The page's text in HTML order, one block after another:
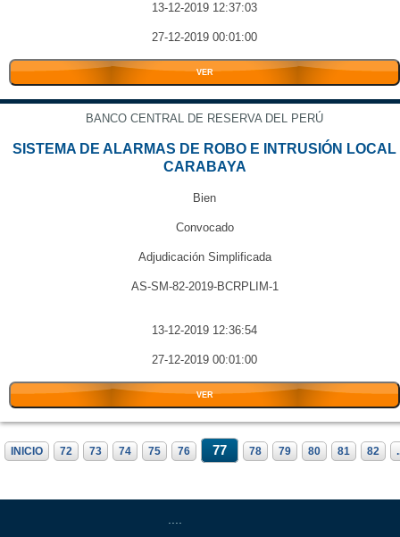
13-12-2019 12:37:03
27-12-2019 00:01:00
VER
BANCO CENTRAL DE RESERVA DEL PERÚ
SISTEMA DE ALARMAS DE ROBO E INTRUSIÓN LOCAL
CARABAYA
Bien
Convocado
Adjudicación Simplificada
AS-SM-82-2019-BCRPLIM-1
13-12-2019 12:36:54
27-12-2019 00:01:00
VER
INICIO 72 73 74 75 76 77 78 79 80 81 82